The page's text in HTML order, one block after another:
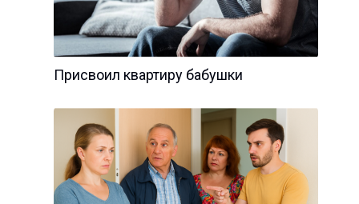
Присвоил квартиру бабушки